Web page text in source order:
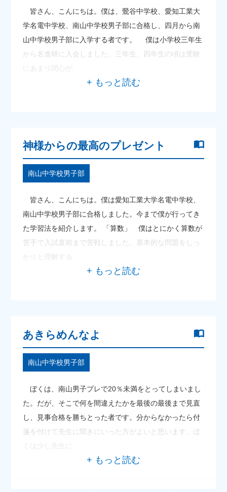
皆さん、こんにちは。僕は、鶯谷中学校、愛知工業大
学名電中学校、南山中学校男子部に合格し、四月から南
山中学校男子部に入学する者です。 僕は小学校三年生
から名進研に入会しました。三年生、四年生の頃は受験
にあまり関心が
神様からの最高のプレゼント
南山中学校男子部
皆さん、こんにちは。僕は愛知工業大学名電中学校、
南山中学校男子部に合格しました。今まで僕が行ってき
た学習法を紹介します。 「算数」 僕はとにかく算数が
苦手で入試直前まで苦戦しました。基本的な問題をしっ
かりと理解する
あきらめんなよ
南山中学校男子部
ぼくは、南山男子プレで20％未満をとってしまいまし
た。だが、そこで何を間違えたかを最後の最後まで見直
し、見事合格を勝ちとった者です。分からなかったら付
箋を付けて先生に聞きにいった方がよいと思います。ぼ
くは少し先生に